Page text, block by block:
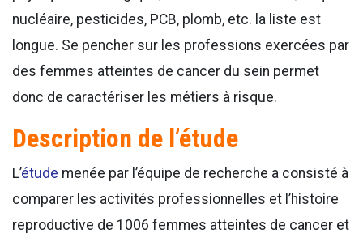
nucléaire, pesticides, PCB, plomb, etc. la liste est
longue. Se pencher sur les professions exercées par
des femmes atteintes de cancer du sein permet
donc de caractériser les métiers à risque.
Description de l’étude
L’étude menée par l’équipe de recherche a consisté à
comparer les activités professionnelles et l’histoire
reproductive de 1006 femmes atteintes de cancer et